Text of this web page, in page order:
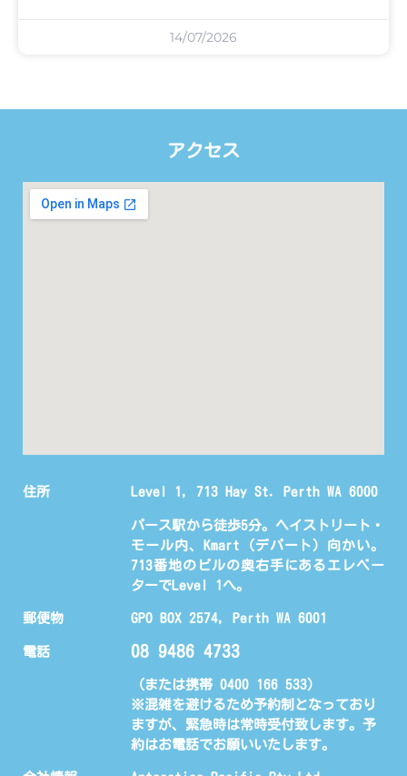
14/07/2026
アクセス
住所 Level 1, 713 Hay St. Perth WA 6000
パース駅から徒歩5分。ヘイストリート・
モール内、Kmart（デパート）向かい。
713番地のビルの奥右手にあるエレベー
ターでLevel 1へ。
郵便物 GPO BOX 2574, Perth WA 6001
電話 08 9486 4733
（または携帯 0400 166 533)
※混雑を避けるため予約制となっており
ますが、緊急時は常時受付致します。予
約はお電話でお願いいたします。